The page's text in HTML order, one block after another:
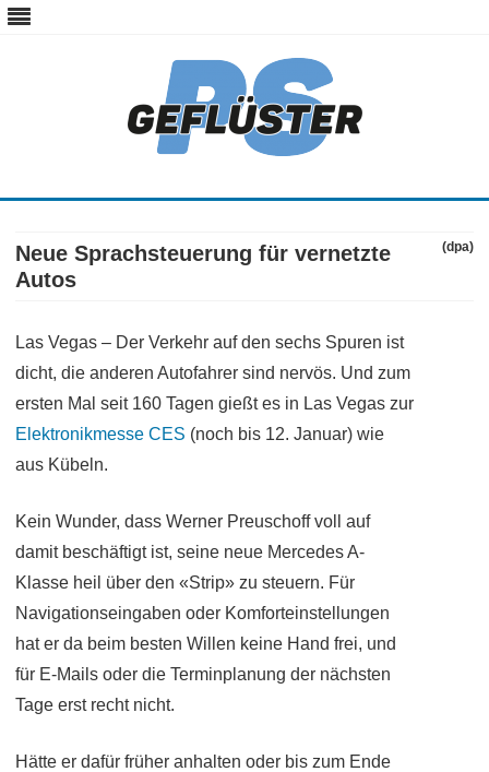
Skip
content
Neue Sprachsteuerung für vernetzte
Autos
(dpa)
Las Vegas – Der Verkehr auf den sechs Spuren ist
dicht, die anderen Autofahrer sind nervös. Und zum
ersten Mal seit 160 Tagen gießt es in Las Vegas zur
Elektronikmesse CES (noch bis 12. Januar) wie
aus Kübeln.
Kein Wunder, dass Werner Preuschoff voll auf
damit beschäftigt ist, seine neue Mercedes A-
Klasse heil über den «Strip» zu steuern. Für
Navigationseingaben oder Komforteinstellungen
hat er da beim besten Willen keine Hand frei, und
für E-Mails oder die Terminplanung der nächsten
Tage erst recht nicht.
Hätte er dafür früher anhalten oder bis zum Ende